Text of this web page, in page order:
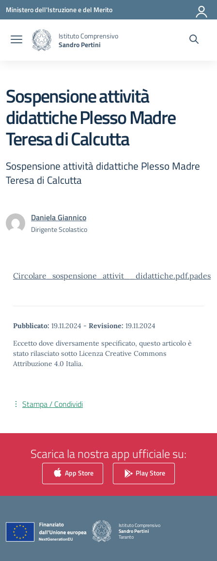
Vai ai contenuti
Vai al menu di navigazione
Vai al footer
Ministero dell'Istruzione e del Merito
Istituto Comprensivo
Sandro Pertini
Sospensione attività
didattiche Plesso Madre
Teresa di Calcutta
Sospensione attività didattiche Plesso Madre
Teresa di Calcutta
Daniela Giannico
Dirigente Scolastico
Circolare_sospensione_attivit__didattiche.pdf.pades
Pubblicato: 19.11.2024 - Revisione: 19.11.2024
Eccetto dove diversamente specificato, questo articolo è
stato rilasciato sotto Licenza Creative Commons
Attribuzione 4.0 Italia.
Stampa / Condividi
Scarica la nostra app ufficiale su:
App Store Play Store
Istituto Comprensivo
Sandro Pertini
Taranto